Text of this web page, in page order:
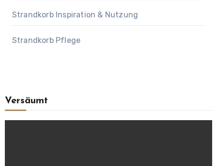
Strandkorb Inspiration & Nutzung
Strandkorb Pflege
Versäumt